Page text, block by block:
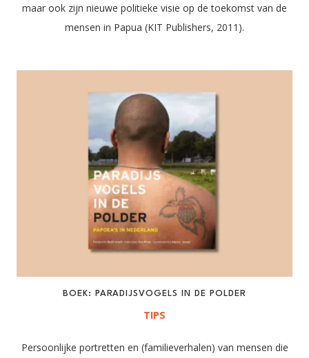
maar ook zijn nieuwe politieke visie op de toekomst van de
mensen in Papua (KIT Publishers, 2011).
BOEK: PARADIJSVOGELS IN DE POLDER
TIPS
Persoonlijke portretten en (familieverhalen) van mensen die